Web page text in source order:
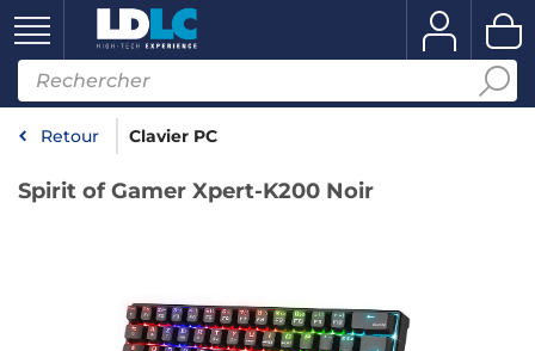
Retour Clavier PC
Spirit of Gamer Xpert-K200 Noir